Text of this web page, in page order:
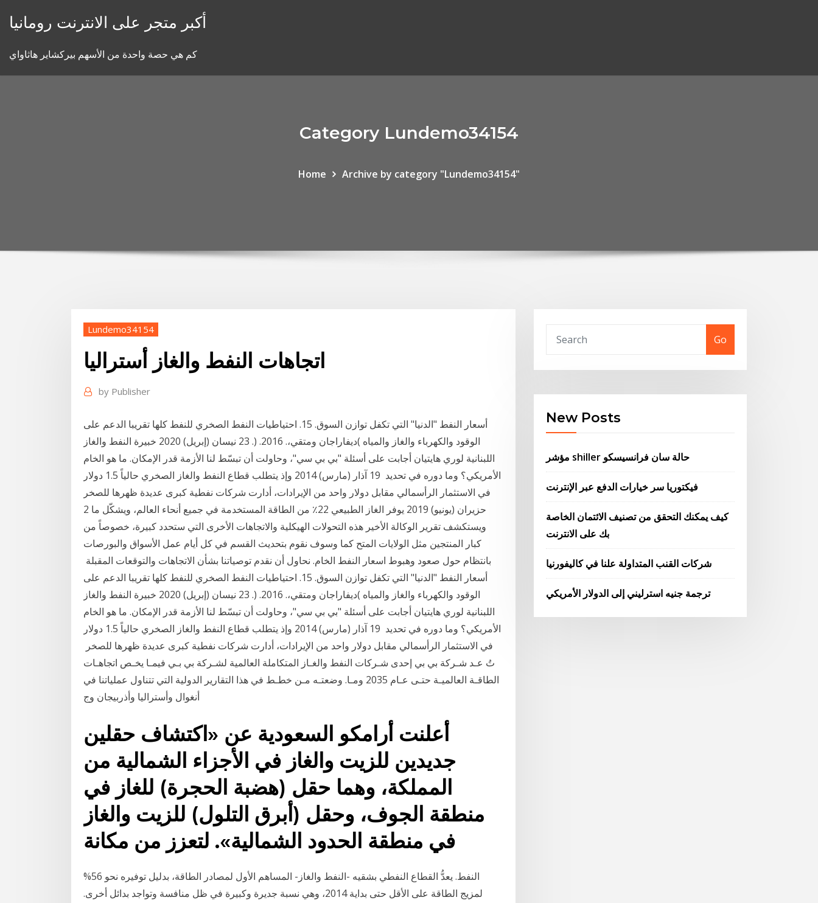
أكبر متجر على الانترنت رومانيا
كم هي حصة واحدة من الأسهم بيركشاير هاثاواي
Category Lundemo34154
Home Archive by category "Lundemo34154"
Lundemo34154
اتجاهات النفط والغاز أستراليا
by Publisher
أسعار النفط "الدنيا" التي تكفل توازن السوق. 15. احتياطيات النفط الصخري للنفط كلها تقريبا الدعم على
الوقود والكهرباء والغاز والمياه )ديفاراجان ومتقي،. 2016. (. 23 نيسان (إبريل) 2020 خبيرة النفط والغاز
اللبنانية لوري هايتيان أجابت على أسئلة "بي بي سي"، وحاولت أن تبسّط لنا الأزمة قدر الإمكان. ما هو الخام
الأمريكي؟ وما دوره في تحديد 19 آذار (مارس) 2014 وإذ يتطلب قطاع النفط والغاز الصخري حالياً 1.5 دولار
2 حزيران (يونيو) 2019 يوفر الغاز الطبيعي 22٪ من الطاقة المستخدمة في جميع أنحاء العالم، ويشكّل ما
ويستكشف تقرير الوكالة الأخير هذه التحولات الهيكلية والاتجاهات الأخرى التي ستحدد كبيرة، خصوصاً من
كبار المنتجين مثل الولايات المتح كما وسوف نقوم بتحديث القسم في كل أيام عمل الأسواق والبورصات
بانتظام حول صعود وهبوط اسعار النفط الخام. نحاول أن نقدم توصياتنا بشأن الاتجاهات والتوقعات المقبلة
أسعار النفط "الدنيا" التي تكفل توازن السوق. 15. احتياطيات النفط الصخري للنفط كلها تقريبا الدعم على
الوقود والكهرباء والغاز والمياه )ديفاراجان ومتقي،. 2016. (. 23 نيسان (إبريل) 2020 خبيرة النفط والغاز
اللبنانية لوري هايتيان أجابت على أسئلة "بي بي سي"، وحاولت أن تبسّط لنا الأزمة قدر الإمكان. ما هو الخام
الأمريكي؟ وما دوره في تحديد 19 آذار (مارس) 2014 وإذ يتطلب قطاع النفط والغاز الصخري حالياً 1.5 دولار
في الاستثمار الرأسمالي مقابل دولار واحد من الإيرادات، أدارت شركات نفطية كبرى عديدة ظهرها للصخر
تُ عـد شـركة بي بي إحدى شـركات النفط والغـاز المتكاملة العالمية لشـركة بي بـي فيمـا يخـص اتجاهـات
الطاقـة العالميـة حتـى عـام 2035 ومـا. وضعتـه مـن خطـط في هذا التقارير الدولية التي تتناول عملياتنا في
أنغوال وأستراليا وأذربيجان وج
أعلنت أرامكو السعودية عن «اكتشاف حقلين
جديدين للزيت والغاز في الأجزاء الشمالية من
المملكة، وهما حقل (هضبة الحجرة) للغاز في
منطقة الجوف، وحقل (أبرق التلول) للزيت والغاز
في منطقة الحدود الشمالية». لتعزز من مكانة
النفط. يعدُّ القطاع النفطي بشقيه -النفط والغاز- المساهم الأول لمصادر الطاقة، بدليل توفيره نحو 56%
لمزيج الطاقة على الأقل حتى بداية 2014، وهي نسبة جديرة وكبيرة في ظل منافسة وتواجد بدائل أخرى.
Go
New Posts
مؤشر shiller حالة سان فرانسيسكو
فيكتوريا سر خيارات الدفع عبر الإنترنت
كيف يمكنك التحقق من تصنيف الائتمان الخاصة
بك على الانترنت
شركات القنب المتداولة علنا ​​في كاليفورنيا
ترجمة جنيه استرليني إلى الدولار الأمريكي